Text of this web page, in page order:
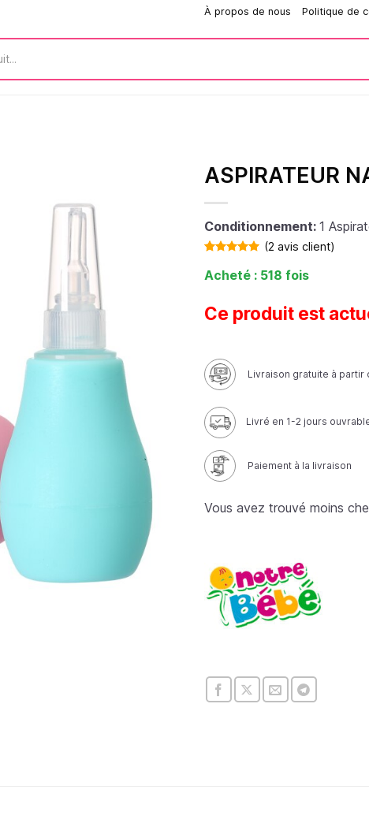
À propos de nous Politique de
ASPIRATEUR
Conditionnement: 1
sur 5 basé
client
(2 avis client)
Acheté : 518 fois
Ce produit est
Livraison gratuite à partir
Livré en 1-2 jours
Paiement à la livraison
Vous avez trouvé moins